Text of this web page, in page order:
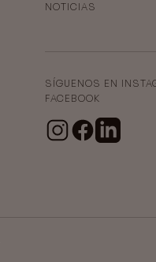
NOTICIAS
SÍGUENOS EN
FACEBOOK